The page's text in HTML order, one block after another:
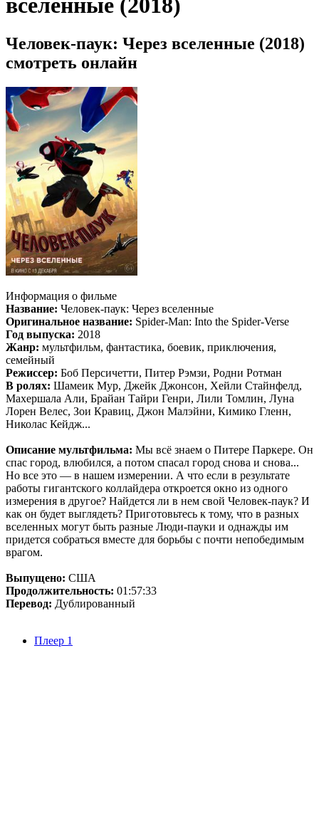
вселенные (2018)
Человек-паук: Через вселенные (2018)
смотреть онлайн
Информация о фильме
Название: Человек-паук: Через вселенные
Оригинальное название: Spider-Man: Into the Spider-Verse
Год выпуска: 2018
Жанр: мультфильм, фантастика, боевик, приключения,
семейный
Режиссер: Боб Персичетти, Питер Рэмзи, Родни Ротман
В ролях: Шамеик Мур, Джейк Джонсон, Хейли Стайнфелд,
Махершала Али, Брайан Тайри Генри, Лили Томлин, Луна
Лорен Велес, Зои Кравиц, Джон Малэйни, Кимико Гленн,
Николас Кейдж...
Описание мультфильма: Мы всё знаем о Питере Паркере. Он
спас город, влюбился, а потом спасал город снова и снова...
Но все это — в нашем измерении. А что если в результате
работы гигантского коллайдера откроется окно из одного
измерения в другое? Найдется ли в нем свой Человек-паук? И
как он будет выглядеть? Приготовьтесь к тому, что в разных
вселенных могут быть разные Люди-пауки и однажды им
придется собраться вместе для борьбы с почти непобедимым
врагом.
Выпущено: США
Продолжительность: 01:57:33
Перевод: Дублированный
Плеер 1